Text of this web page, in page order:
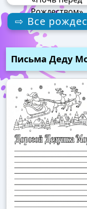
Рождеством»
⇨ Все
Письма Деду